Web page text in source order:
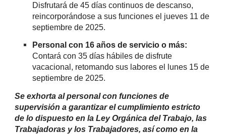
Disfrutará de 45 días continuos de descanso,
reincorporándose a sus funciones el jueves 11 de
septiembre de 2025.
Personal con 16 años de servicio o más:
Contará con 35 días hábiles de disfrute
vacacional, retomando sus labores el lunes 15 de
septiembre de 2025.
Se exhorta al personal con funciones de
supervisión a garantizar el cumplimiento estricto
de lo dispuesto en la Ley Orgánica del Trabajo, las
Trabajadoras y los Trabajadores, así como en la